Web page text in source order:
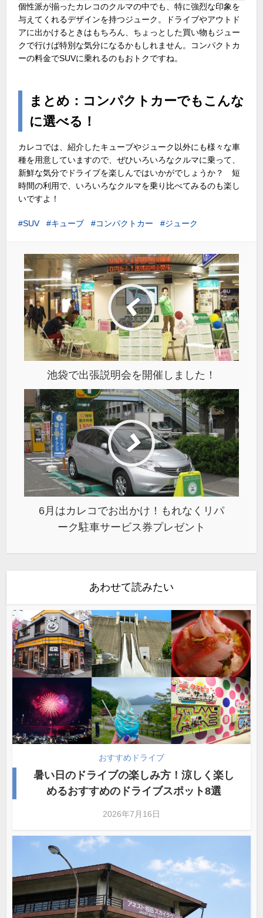
個性派が揃ったカレコのクルマの中でも、特に強烈な印象を
与えてくれるデザインを持つジューク。ドライブやアウトド
アに出かけるときはもちろん、ちょっとした買い物もジュー
クで行けば特別な気分になるかもしれません。コンパクトカ
ーの料金でSUVに乗れるのもおトクですね。
まとめ：コンパクトカーでもこんな
に選べる！
カレコでは、紹介したキューブやジューク以外にも様々な車
種を用意していますので、ぜひいろいろなクルマに乗って、
新鮮な気分でドライブを楽しんではいかがでしょうか？ 短
時間の利用で、いろいろなクルマを乗り比べてみるのも楽し
いですよ！
SUV キューブ コンパクトカー ジューク
池袋で出張説明会を開催しました！
6月はカレコでお出かけ！もれなくリパ
ーク駐車サービス券プレゼント
あわせて読みたい
おすすめドライブ
暑い日のドライブの楽しみ方！涼しく楽し
めるおすすめのドライブスポット8選
2026年7月16日